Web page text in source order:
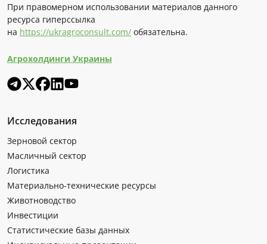
При правомерном использовании материалов данного
ресурса гиперссылка
на https://ukragroconsult.com/ обязательна.
Агрохолдинги Украины
Исследования
Зерновой сектор
Масличный сектор
Логистика
Материально-технические ресурсы
Животноводство
Инвестиции
Статистические базы данных